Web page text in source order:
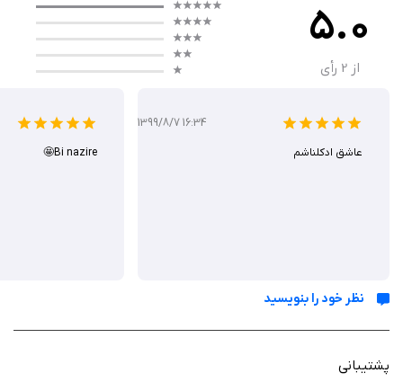
5.0
از 2 رأی
1399/8/7 16:34
عاشق ادکلناشم Bi nazire🤩
نظر خود را بنویسید
پشتیبانی